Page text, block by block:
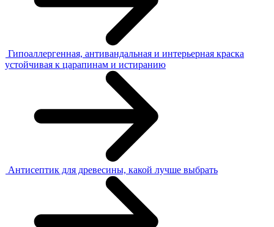
Гипоаллергенная, антивандальная и интерьерная краска
устойчивая к царапинам и истиранию
Антисептик для древесины, какой лучше выбрать